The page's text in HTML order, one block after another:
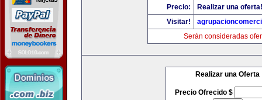
Precio:
Realizar una oferta!
Visitar!
Serán consideradas
Realizar una Oferta
Precio Ofrecido $